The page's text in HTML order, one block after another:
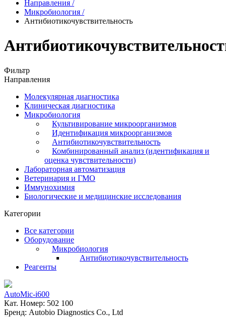
Направления /
Микробиология /
Антибиотикочувствительность
Фильтр
Направления
Молекулярная диагностика
Клиническая диагностика
Микробиология
Культивирование микроорганизмов
Идентификация микроорганизмов
Антибиотикочувствительность
Комбинированный анализ (идентификация и
оценка чувствительности)
Лабораторная автоматизация
Ветеринария и ГМО
Иммунохимия
Биологические и медицинские исследования
Категории
Все категории
Оборудование
Микробиология
Антибиотикочувствительность
Реагенты
AutoMic-i600
Кат. Номер: 502 100
Бренд: Autobio Diagnostics Co., Ltd